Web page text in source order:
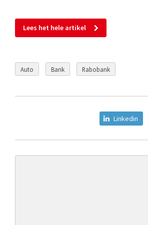
Lees het hele artikel
Auto Bank Rabobank
Linkedin